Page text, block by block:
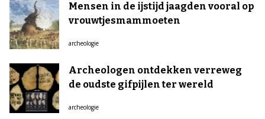
Mensen in de ijstijd jaagden vooral op
vrouwtjesmammoeten
archeologie
Archeologen ontdekken verreweg
de oudste gifpijlen ter wereld
archeologie